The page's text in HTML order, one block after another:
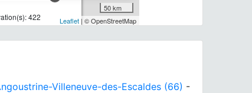
422
50 km
Leaflet| © OpenStreetMap
Villeneuve-des-Escaldes (66) -